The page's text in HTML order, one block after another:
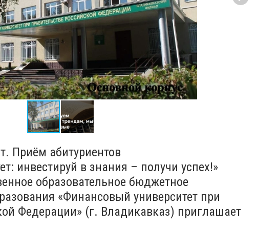
Приём абитуриентов
инвестируй в знания – получи успех!»
образовательное бюджетное
«Финансовый университет при
Федерации» (г. Владикавказ) приглашает